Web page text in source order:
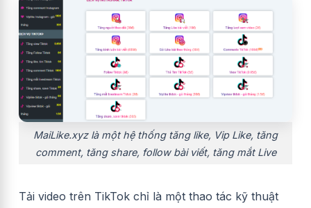
MaiLike.xyz là một hệ thống tăng like, Vip Like, tăng
comment, tăng share, follow bài viết, tăng mắt Live
Tải video trên TikTok chỉ là một thao tác kỹ thuật